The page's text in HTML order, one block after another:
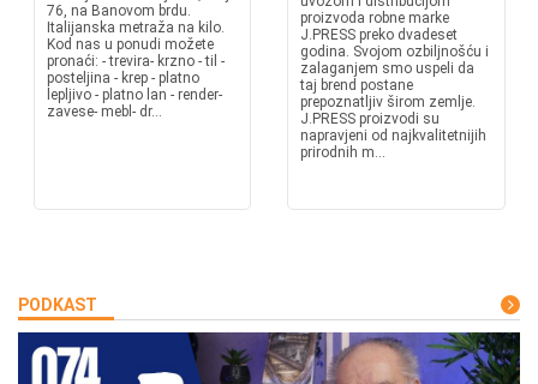
76, na Banovom brdu.
Italijanska metraža na kilo.
Kod nas u ponudi možete
pronaći: - trevira- krzno - til -
posteljina - krep - platno
lepljivo - platno lan - render-
zavese- mebl- dr...
proizvoda robne marke
J.PRESS preko dvadeset
godina. Svojom ozbiljnošću i
zalaganjem smo uspeli da
taj brend postane
prepoznatljiv širom zemlje.
J.PRESS proizvodi su
napravjeni od najkvalitetnijih
prirodnih m...
PODKAST